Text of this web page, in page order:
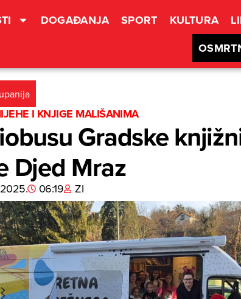
DOGAĐANJA SPORT KULTURA
I KNJIGE MALIŠANIMA
Gradske
Djed Mraz
06:19 ZI